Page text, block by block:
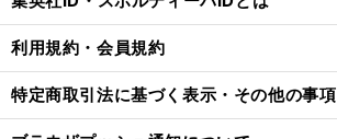
利用規約・会員規約
特定商取引法に基づく表示・その他の事項